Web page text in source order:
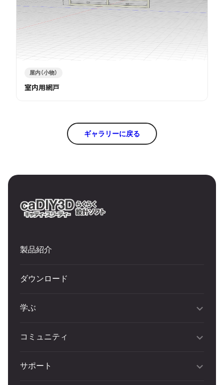
屋内（小物）
室内用網戸
ギャラリーに戻る
製品紹介
ダウンロード
学ぶ
コミュニティ
サポート